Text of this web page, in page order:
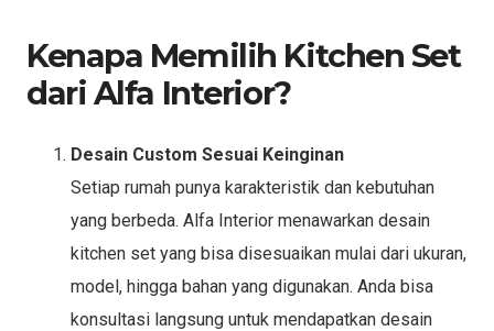
Kenapa Memilih Kitchen Set
dari Alfa Interior?
Desain Custom Sesuai Keinginan
Setiap rumah punya karakteristik dan kebutuhan
yang berbeda. Alfa Interior menawarkan desain
kitchen set yang bisa disesuaikan mulai dari ukuran,
model, hingga bahan yang digunakan. Anda bisa
konsultasi langsung untuk mendapatkan desain